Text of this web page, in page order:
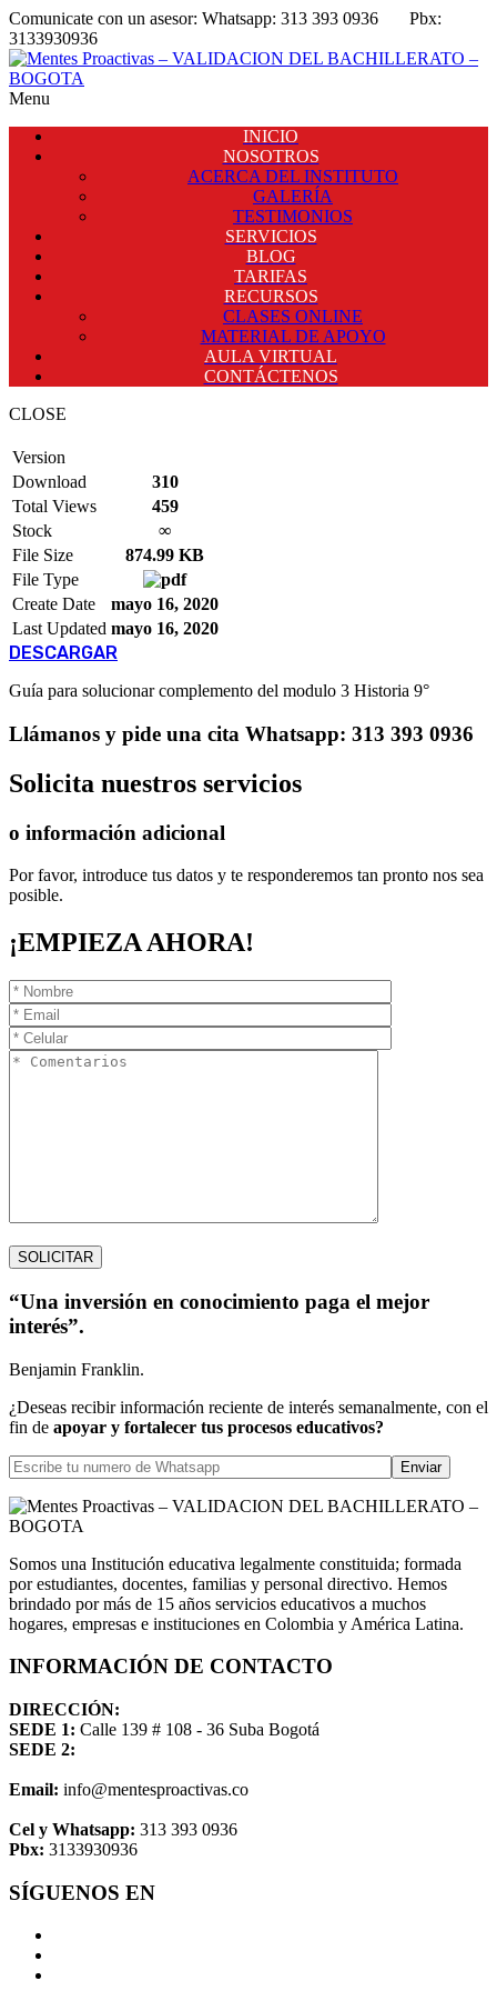
Comunicate con un asesor: Whatsapp: 313 393 0936 Pbx:
3133930936
Menu
INICIO
NOSOTROS
ACERCA DEL INSTITUTO
GALERÍA
TESTIMONIOS
SERVICIOS
BLOG
TARIFAS
RECURSOS
CLASES ONLINE
MATERIAL DE APOYO
AULA VIRTUAL
CONTÁCTENOS
CLOSE
Version
Download
310
Total Views
459
Stock
∞
File Size
874.99 KB
File Type
Create Date
mayo 16, 2020
Last Updated mayo 16, 2020
DESCARGAR
Guía para solucionar complemento del modulo 3 Historia 9°
Llámanos y pide una cita Whatsapp: 313 393 0936
Solicita nuestros servicios
o información adicional
Por favor, introduce tus datos y te responderemos tan pronto nos sea
posible.
¡EMPIEZA AHORA!
“Una inversión en conocimiento paga el mejor
interés”.
Benjamin Franklin.
¿Deseas recibir información reciente de interés semanalmente, con el
fin de apoyar y fortalecer tus procesos educativos?
Somos una Institución educativa legalmente constituida; formada
por estudiantes, docentes, familias y personal directivo. Hemos
brindado por más de 15 años servicios educativos a muchos
hogares, empresas e instituciones en Colombia y América Latina.
INFORMACIÓN DE CONTACTO
DIRECCIÓN:
SEDE 1: Calle 139 # 108 - 36 Suba Bogotá
SEDE 2:
Email: info@mentesproactivas.co
Cel y Whatsapp: 313 393 0936
Pbx: 3133930936
SÍGUENOS EN